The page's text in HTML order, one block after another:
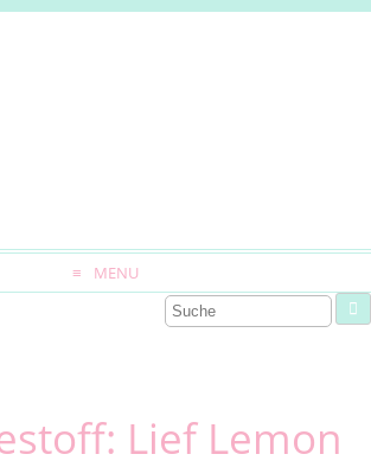
MENU
Lief Lemon